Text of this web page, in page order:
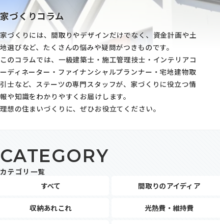
イベント情報
施工事例
建売・土地情報
企業情報
家づくりコラム
オーナーの方へ
0120-666-940
家づくりコラム
家づくりには、間取りやデザインだけでなく、資金計画や土
地選びなど、たくさんの悩みや疑問がつきものです。
このコラムでは、一級建築士・施工管理技士・インテリアコ
ーディネーター・ファイナンシャルプランナー・宅地建物取
引士など、ステーツの専門スタッフが、家づくりに役立つ情
報や知識をわかりやすくお届けします。
理想の住まいづくりに、ぜひお役立てください。
CATEGORY
カテゴリ一覧
すべて
間取りのアイディア
収納あれこれ 光熱費・維持費